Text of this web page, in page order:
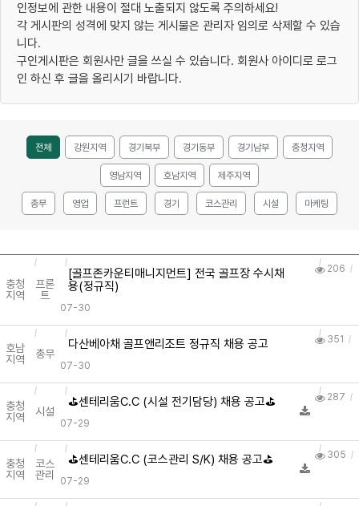
인정보에 관한 내용이 절대 노출되지 않도록 주의하세요!
각 게시판의 성격에 맞지 않는 게시물은 관리자 임의로 삭제할 수 있습
니다.
구인게시판은 회원사만 글을 쓰실 수 있습니다. 회원사 아이디로 로그
인 하신 후 글을 올리시기 바랍니다.
전체 강원지역 경기북부 경기동부 경기남부 충청지역
영남지역 호남지역 제주지역
총무 영업 프런트 경기 코스관리 시설 마케팅
충청
지역
프론
트
[골프존카운티매니지먼트] 전국 골프장 수시채
용(정규직)
07-30
206
호남
지역
총무
다산베아채 골프앤리조트 정규직 채용 공고
07-30
351
충청
지역
시설
⛳️센테리움C.C (시설 전기담당) 채용 공고⛳️
07-29
287
충청
지역
코스
관리
⛳️센테리움C.C (코스관리 S/K) 채용 공고⛳️
07-29
305